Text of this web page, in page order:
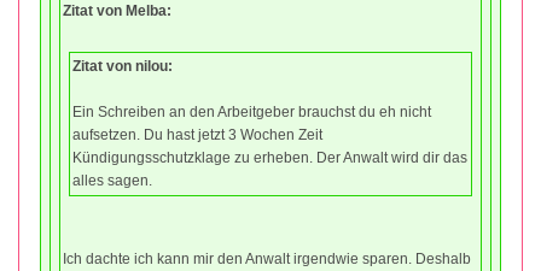
Zitat von Melba:
Zitat von nilou:
Ein Schreiben an den Arbeitgeber brauchst du eh nicht
aufsetzen. Du hast jetzt 3 Wochen Zeit
Kündigungsschutzklage zu erheben. Der Anwalt wird dir das
alles sagen.
Ich dachte ich kann mir den Anwalt irgendwie sparen. Deshalb